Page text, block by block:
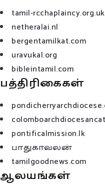
tamil-rcchaplaincy.org.uk
netheralai.nl
bergentamilkat.com
uravukal.org
bibleintamil.com
பத்திரிகைகள்
pontificalmission.lk
பாதுகாவலன்
tamilgoodnews.com
ஆலயங்கள்